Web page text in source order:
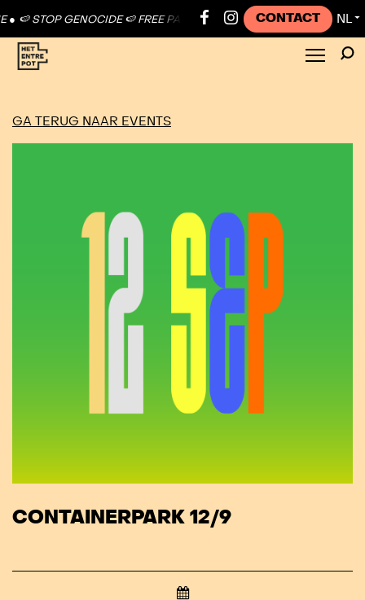
🍉 STOP GENOCIDE 🍉 FREE PALESTINE ● 🍉 STOP GENOCIDE 🍉
CONTACT NL ▼
GA TERUG NAAR EVENTS
CONTAINERPARK 12/9